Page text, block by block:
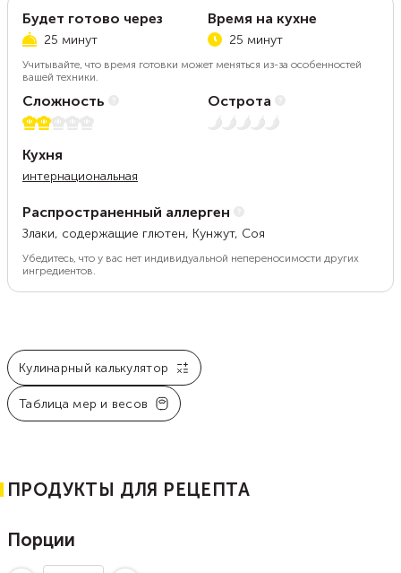
Будет готово через
25 минут
Время на кухне
25 минут
Учитывайте, что время готовки может меняться из-за особенностей
вашей техники.
Сложность
2 из 5
Острота
Нет остроты
Кухня
интернациональная
Распространенный аллерген
Злаки, содержащие глютен, Кунжут, Соя
Убедитесь, что у вас нет индивидуальной непереносимости других
ингредиентов.
Кулинарный калькулятор
Таблица мер и весов
ПРОДУКТЫ ДЛЯ РЕЦЕПТА
Порции